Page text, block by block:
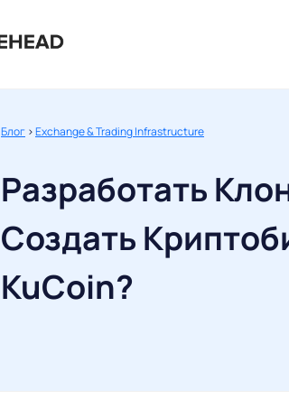
Блог >Exchange & Trading Infrastructure
Разработать
Создать
KuCoin?